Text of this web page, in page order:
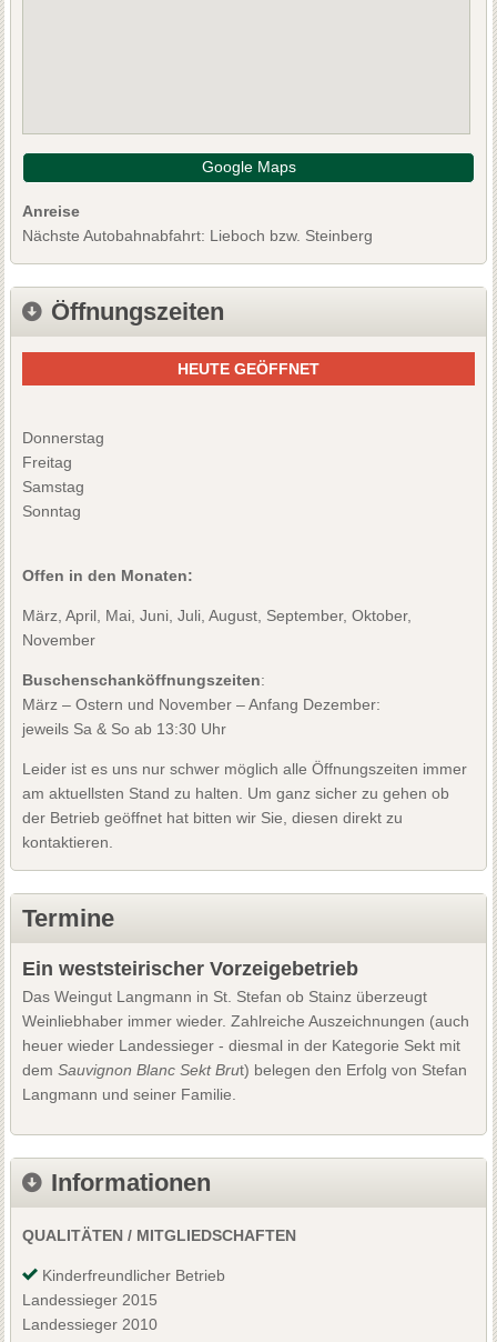
Google Maps
Anreise
Nächste Autobahnabfahrt: Lieboch bzw. Steinberg
Öffnungszeiten
HEUTE GEÖFFNET
Donnerstag
Freitag
Samstag
Sonntag
Offen in den Monaten:
März, April, Mai, Juni, Juli, August, September, Oktober,
November
Buschenschanköffnungszeiten:
März – Ostern und November – Anfang Dezember:
jeweils Sa & So ab 13:30 Uhr
Leider ist es uns nur schwer möglich alle Öffnungszeiten immer
am aktuellsten Stand zu halten. Um ganz sicher zu gehen ob
der Betrieb geöffnet hat bitten wir Sie, diesen direkt zu
kontaktieren.
Termine
Ein weststeirischer Vorzeigebetrieb
Das Weingut Langmann in St. Stefan ob Stainz überzeugt
Weinliebhaber immer wieder. Zahlreiche Auszeichnungen (auch
heuer wieder Landessieger - diesmal in der Kategorie Sekt mit
dem Sauvignon Blanc Sekt Brut) belegen den Erfolg von Stefan
Langmann und seiner Familie.
Informationen
QUALITÄTEN / MITGLIEDSCHAFTEN
Kinderfreundlicher Betrieb
Landessieger 2015
Landessieger 2010